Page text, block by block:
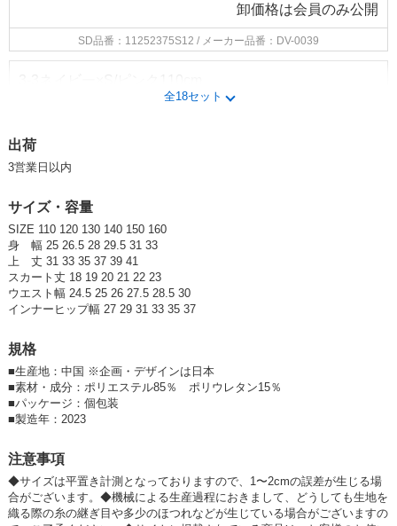
卸価格は会員のみ公開
SD品番：11252375S12 / メーカー品番：DV-0039
3-3ネイビー×S/ピンク120cm
参考上代
SD品番：11252375S14
参考上代
卸価格は
SD品番：11252375S15
3-3ネイビー×S/ピンク140cm
参考上代 オープンプライス
全18セット
出荷
3営業日以内
サイズ・容量
SIZE 110 120 130 140 150 160
身 幅 25 26.5 28 29.5 31 33
上 丈 31 33 35 37 39 41
スカート丈 18 19 20 21 22 23
ウエスト幅 24.5 25 26 27.5 28.5 30
インナーヒップ幅 27 29 31 33 35 37
規格
■生産地：中国 ※企画・デザインは日本
■素材・成分：ポリエステル85％ ポリウレタン15％
■パッケージ：個包装
■製造年：2023
注意事項
◆サイズは平置き計測となっておりますので、1〜2cmの誤差が生じる場
合がございます。◆機械による生産過程におきまして、どうしても生地を
織る際の糸の継ぎ目や多少のほつれなどが生じている場合がございますの